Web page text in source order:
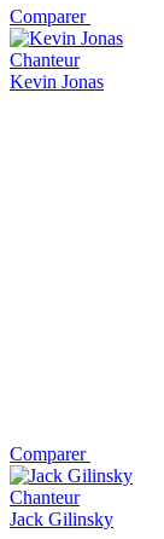
Comparer
Chanteur
Kevin Jonas
Comparer
Chanteur
Jack Gilinsky